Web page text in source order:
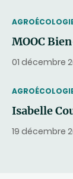
THEMATIC
MOOC
01 décembre
THEMATIC
Isabelle
19 décembre